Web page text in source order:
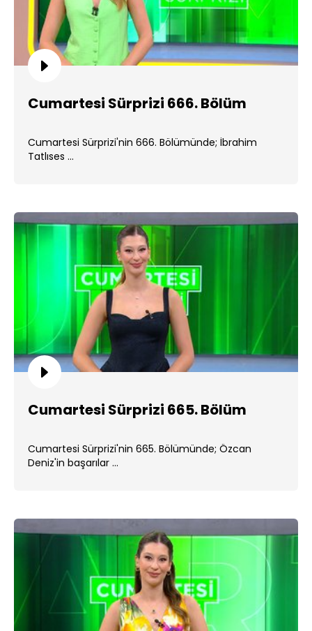
Cumartesi Sürprizi 666. Bölüm
Cumartesi Sürprizi'nin 666. Bölümünde; İbrahim
Tatlıses ...
Cumartesi Sürprizi 665. Bölüm
Cumartesi Sürprizi'nin 665. Bölümünde; Özcan
Deniz'in başarılar ...